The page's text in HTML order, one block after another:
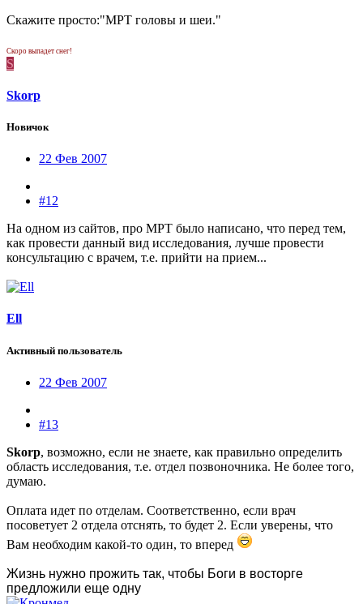
Скажите просто:"МРТ головы и шеи."
Скоро выпадет снег!
S
Skorp
Новичок
22 Фев 2007
#12
На одном из сайтов, про МРТ было написано, что перед тем,
как провести данный вид исследования, лучше провести
консультацию с врачем, т.е. прийти на прием...
Ell
Активный пользователь
22 Фев 2007
#13
Skorp, возможно, если не знаете, как правильно определить
область исследования, т.е. отдел позвоночника. Не более того,
думаю.
Оплата идет по отделам. Соответственно, если врач
посоветует 2 отдела отснять, то будет 2. Если уверены, что
Вам необходим какой-то один, то вперед
Жизнь нужно прожить так, чтобы Боги в восторге
предложили еще одну